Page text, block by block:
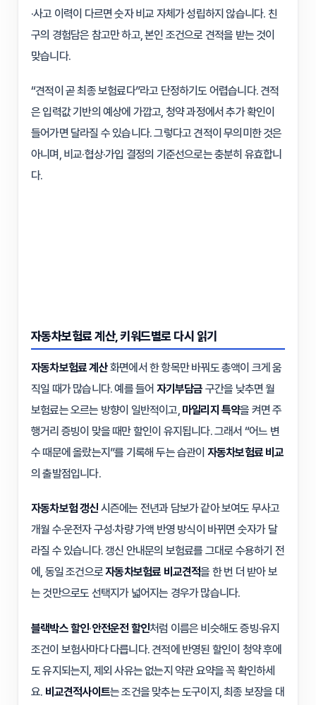
·사고 이력이 다르면 숫자 비교 자체가 성립하지 않습니다. 친
구의 경험담은 참고만 하고, 본인 조건으로 견적을 받는 것이
맞습니다.
“견적이 곧 최종 보험료다”라고 단정하기도 어렵습니다. 견적
은 입력값 기반의 예상에 가깝고, 청약 과정에서 추가 확인이
들어가면 달라질 수 있습니다. 그렇다고 견적이 무의미한 것은
아니며, 비교·협상·가입 결정의 기준선으로는 충분히 유효합니
다.
자동차보험료 계산, 키워드별로 다시 읽기
자동차보험료 계산화면에서 한 항목만 바꿔도 총액이 크게 움
직일 때가 많습니다. 예를 들어 자기부담금 구간을 낮추면 월
보험료는 오르는 방향이 일반적이고, 마일리지 특약을 켜면 주
행거리 증빙이 맞을 때만 할인이 유지됩니다. 그래서 “어느 변
수 때문에 올랐는지”를 기록해 두는 습관이 자동차보험료 비교
의 출발점입니다.
자동차보험 갱신 시즌에는 전년과 담보가 같아 보여도 무사고
개월 수·운전자 구성·차량 가액 반영 방식이 바뀌면 숫자가 달
라질 수 있습니다. 갱신 안내문의 보험료를 그대로 수용하기 전
에, 동일 조건으로자동차보험료 비교견적을 한 번 더 받아 보
는 것만으로도 선택지가 넓어지는 경우가 많습니다.
블랙박스 할인·안전운전 할인처럼 이름은 비슷해도 증빙·유지
조건이 보험사마다 다릅니다. 견적에 반영된 할인이 청약 후에
도 유지되는지, 제외 사유는 없는지 약관 요약을 꼭 확인하세
요. 비교견적사이트는 조건을 맞추는 도구이지, 최종 보장을 대